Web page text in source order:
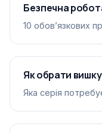
Безпечна
10 обовʼязкових
Як обрати
Яка серія